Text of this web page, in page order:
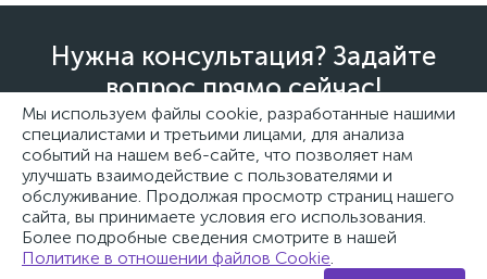
0
Нужна консультация? Задайте
вопрос прямо сейчас!
+7
Мы используем файлы cookie, разработанные нашими
специалистами и третьими лицами, для анализа
событий на нашем веб-сайте, что позволяет нам
улучшать взаимодействие с пользователями и
обслуживание. Продолжая просмотр страниц нашего
сайта, вы принимаете условия его использования.
Более подробные сведения смотрите в нашей
Политике в отношении файлов Cookie.